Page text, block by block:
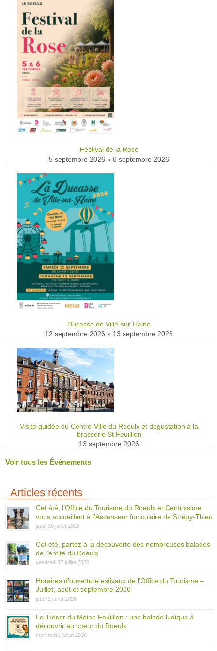
Festival de la Rose
5 septembre 2026 » 6 septembre 2026
Ducasse de Ville-sur-Haine
12 septembre 2026 » 13 septembre 2026
Visite guidée du Centre-Ville du Roeulx et dégustation à la
brasserie St Feuillien
13 septembre 2026
Voir tous les Évènements
Articles récents
Cet été, l’Office du Tourisme du Roeulx et Centrissime
vous accueillent à l’Ascenseur funiculaire de Strépy-Thieu
jeudi 30 juillet 2026
Cet été, partez à la découverte des nombreuses balades
de l’entité du Roeulx
vendredi 17 juillet 2026
Horaires d’ouverture estivaux de l’Office du Tourisme –
Juillet, août et septembre 2026
jeudi 2 juillet 2026
Le Trésor du Moine Feuillien : une balade ludique à
découvrir au coeur du Roeulx
mercredi 1 juillet 2026